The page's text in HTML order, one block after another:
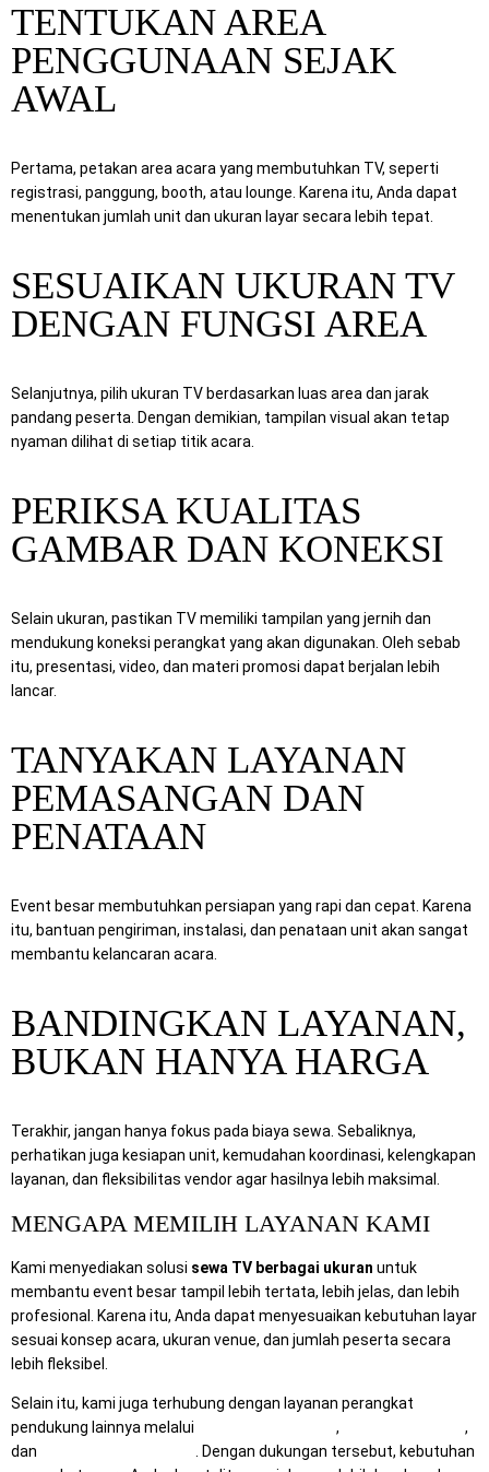
TENTUKAN AREA
PENGGUNAAN SEJAK
AWAL
Pertama, petakan area acara yang membutuhkan TV, seperti
registrasi, panggung, booth, atau lounge. Karena itu, Anda dapat
menentukan jumlah unit dan ukuran layar secara lebih tepat.
SESUAIKAN UKURAN TV
DENGAN FUNGSI AREA
Selanjutnya, pilih ukuran TV berdasarkan luas area dan jarak
pandang peserta. Dengan demikian, tampilan visual akan tetap
nyaman dilihat di setiap titik acara.
PERIKSA KUALITAS
GAMBAR DAN KONEKSI
Selain ukuran, pastikan TV memiliki tampilan yang jernih dan
mendukung koneksi perangkat yang akan digunakan. Oleh sebab
itu, presentasi, video, dan materi promosi dapat berjalan lebih
lancar.
TANYAKAN LAYANAN
PEMASANGAN DAN
PENATAAN
Event besar membutuhkan persiapan yang rapi dan cepat. Karena
itu, bantuan pengiriman, instalasi, dan penataan unit akan sangat
membantu kelancaran acara.
BANDINGKAN LAYANAN,
BUKAN HANYA HARGA
Terakhir, jangan hanya fokus pada biaya sewa. Sebaliknya,
perhatikan juga kesiapan unit, kemudahan koordinasi, kelengkapan
layanan, dan fleksibilitas vendor agar hasilnya lebih maksimal.
MENGAPA MEMILIH LAYANAN KAMI
Kami menyediakan solusi sewa TV berbagai ukuran untuk
membantu event besar tampil lebih tertata, lebih jelas, dan lebih
profesional. Karena itu, Anda dapat menyesuaikan kebutuhan layar
sesuai konsep acara, ukuran venue, dan jumlah peserta secara
lebih fleksibel.
Selain itu, kami juga terhubung dengan layanan perangkat
pendukung lainnya melalui
,
,
dan
. Dengan dukungan tersebut, kebutuhan